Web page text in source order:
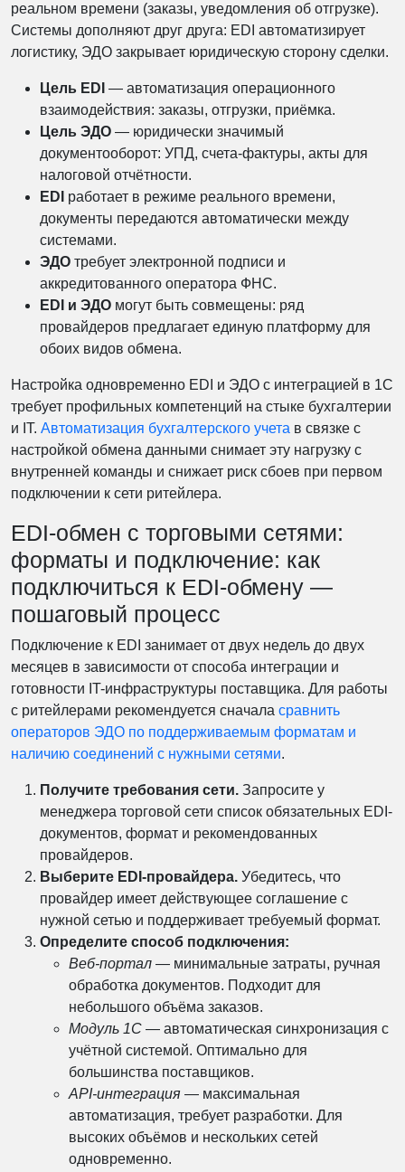
реальном времени (заказы, уведомления об отгрузке).
Системы дополняют друг друга: EDI автоматизирует
логистику, ЭДО закрывает юридическую сторону сделки.
Цель EDI — автоматизация операционного
взаимодействия: заказы, отгрузки, приёмка.
Цель ЭДО — юридически значимый
документооборот: УПД, счета-фактуры, акты для
налоговой отчётности.
EDI работает в режиме реального времени,
документы передаются автоматически между
системами.
ЭДО требует электронной подписи и
аккредитованного оператора ФНС.
EDI и ЭДО могут быть совмещены: ряд
провайдеров предлагает единую платформу для
обоих видов обмена.
Настройка одновременно EDI и ЭДО с интеграцией в 1С
требует профильных компетенций на стыке бухгалтерии
и IT. Автоматизация бухгалтерского учета в связке с
настройкой обмена данными снимает эту нагрузку с
внутренней команды и снижает риск сбоев при первом
подключении к сети ритейлера.
EDI-обмен с торговыми сетями:
форматы и подключение: как
подключиться к EDI-обмену —
пошаговый процесс
Подключение к EDI занимает от двух недель до двух
месяцев в зависимости от способа интеграции и
готовности IT-инфраструктуры поставщика. Для работы
с ритейлерами рекомендуется сначала сравнить
операторов ЭДО по поддерживаемым форматам и
наличию соединений с нужными сетями.
Получите требования сети. Запросите у
менеджера торговой сети список обязательных EDI-
документов, формат и рекомендованных
провайдеров.
Выберите EDI-провайдера. Убедитесь, что
провайдер имеет действующее соглашение с
нужной сетью и поддерживает требуемый формат.
Определите способ подключения:
Веб-портал — минимальные затраты, ручная
обработка документов. Подходит для
небольшого объёма заказов.
Модуль 1С — автоматическая синхронизация с
учётной системой. Оптимально для
большинства поставщиков.
API-интеграция — максимальная
автоматизация, требует разработки. Для
высоких объёмов и нескольких сетей
одновременно.